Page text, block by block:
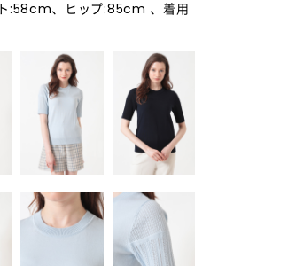
:58cm、ヒップ:85cm 、着用